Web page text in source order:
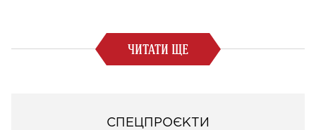
ЧИТАТИ ЩЕ
СПЕЦПРОЄКТИ